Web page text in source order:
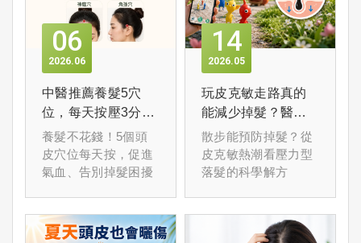
洗頭時排水孔塞滿頭
髮，或是一梳頭就掉
一把……不少女性深
受這樣的掉髮困擾，
題可能根本不在頭皮
06
06
2026
中醫推薦養髮5穴
位，每天按壓3分鐘
促進氣血、促進頭
皮循環、強化髮根
養髮不花錢！5個頭
皮穴位每天按，促進
氣血、告別掉髮困擾
14
05
2026
玩皮克敏走路真的
能減少掉髮？醫師
解析壓力型落髮的
關鍵原理
散步能預防掉髮？從
皮克敏熱潮看壓力型
落髮的科學解方